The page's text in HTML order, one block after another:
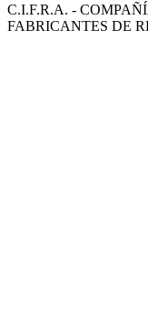
C.I.F.R.A. -
FABRICANTES DE